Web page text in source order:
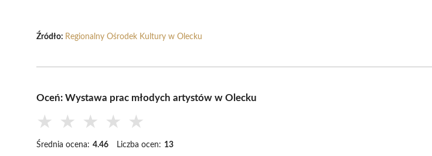
Źródło: Regionalny Ośrodek Kultury w Olecku
Oceń: Wystawa prac młodych artystów w Olecku
★ ★ ★ ★ ★
Średnia ocena: 4.46 Liczba ocen: 13